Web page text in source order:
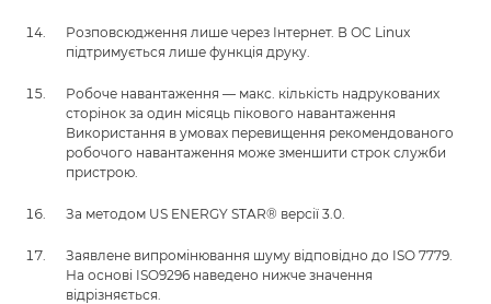
Розповсюдження лише через Інтернет. В ОС Linux
підтримується лише функція друку.
Робоче навантаження — макс. кількість надрукованих
сторінок за один місяць пікового навантаження
Використання в умовах перевищення рекомендованого
робочого навантаження може зменшити строк служби
пристрою.
За методом US ENERGY STAR® версії 3.0.
Заявлене випромінювання шуму відповідно до ISO 7779.
На основі ISO9296 наведено нижче значення
відрізняється.